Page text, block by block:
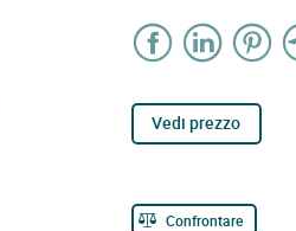
Vedi prezzo
Confrontare